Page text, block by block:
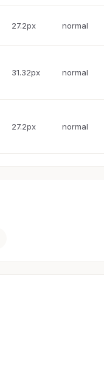
27.2px normal
31.32px normal
27.2px normal